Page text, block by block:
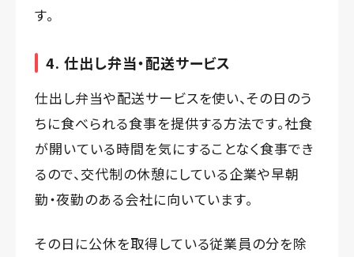
す。
4. 仕出し弁当・配送サービス
仕出し弁当や配送サービスを使い、その日のう
ちに食べられる食事を提供する方法です。社食
が開いている時間を気にすることなく食事でき
るので、交代制の休憩にしている企業や早朝
勤・夜勤のある会社に向いています。
その日に公休を取得している従業員の分を除